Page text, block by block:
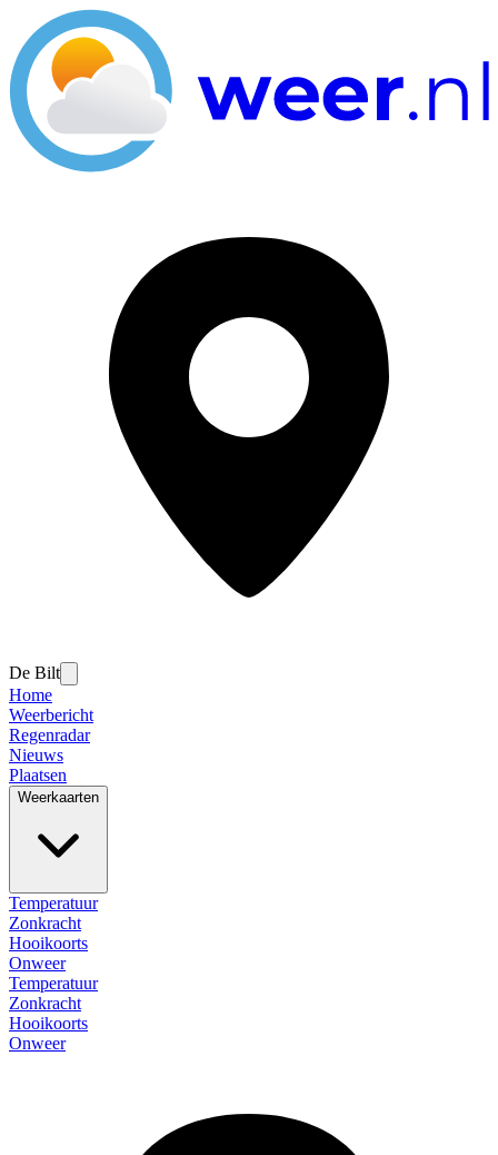
De Bilt
Home
Weerbericht
Regenradar
Nieuws
Plaatsen
Weerkaarten
Temperatuur
Zonkracht
Hooikoorts
Onweer
Temperatuur
Zonkracht
Hooikoorts
Onweer